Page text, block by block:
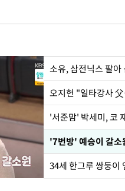
'서준맘' 박세미, 코
34세 한그루 쌍둥